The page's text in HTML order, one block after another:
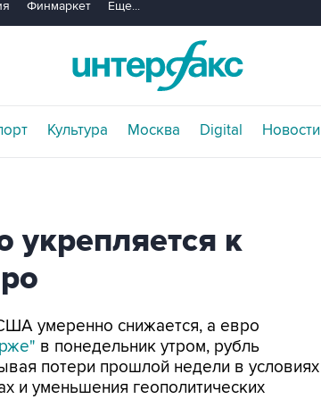
Финмаркет Еще...
Культура Москва Digital Новости
укрепляется к
умеренно снижается, а евро
в понедельник утром, рубль
потери прошлой недели в условиях
и уменьшения геополитических